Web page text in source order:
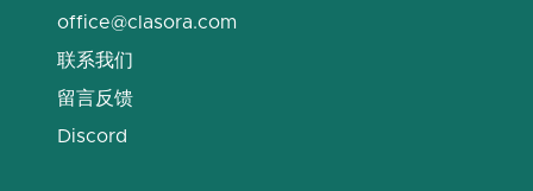
office@clasora.com
联系我们
留言反馈
Discord